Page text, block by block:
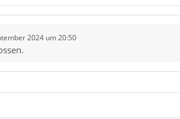
2024 um 20:50